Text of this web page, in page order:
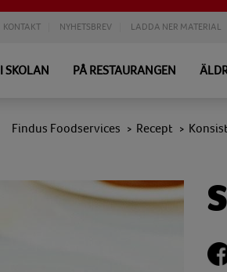
KONTAKT NYHETSBREV LADDA NER MATERIAL
I SKOLAN PÅ RESTAURANGEN
Findus Foodservices > Recept >